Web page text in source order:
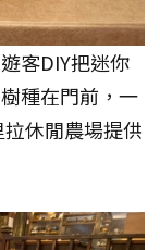
客DIY把迷你
種在門前，一
休閒農場提供